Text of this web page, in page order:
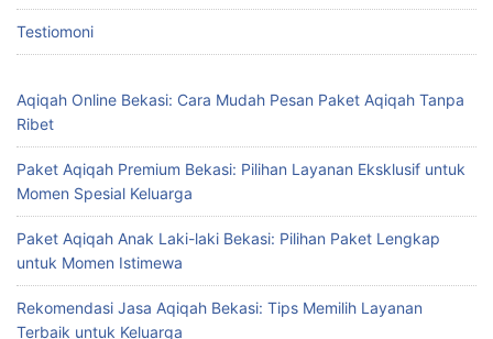
Testiomoni
Aqiqah Online Bekasi: Cara Mudah Pesan Paket Aqiqah Tanpa
Ribet
Paket Aqiqah Premium Bekasi: Pilihan Layanan Eksklusif untuk
Momen Spesial Keluarga
Paket Aqiqah Anak Laki-laki Bekasi: Pilihan Paket Lengkap
untuk Momen Istimewa
Rekomendasi Jasa Aqiqah Bekasi: Tips Memilih Layanan
Terbaik untuk Keluarga